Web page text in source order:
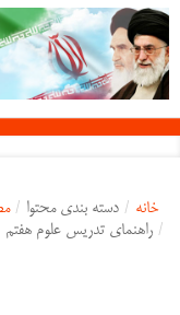
خانه / دسته بندی محتوا /
/ راهنمای تدریس علوم هفتم